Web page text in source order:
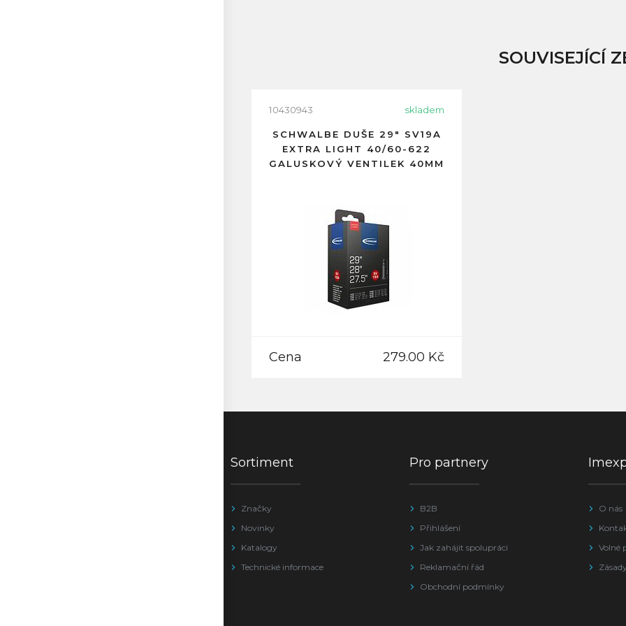
SOUVISEJÍCÍ
10430943 skladem
SCHWALBE DUŠE 29" SV19A
EXTRA LIGHT 40/60-622
GALUSKOVÝ VENTILEK 40MM
Cena 279.00 Kč
Sortiment
Značky
Novinky
Katalogy
Technické informace
Pro partnery
B2B
Přihlášení
Jak zahájit spolupráci
Reklamační řád
Obchodní podmínky
O nás
Volné